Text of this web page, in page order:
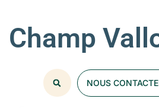
Champ
NOUS